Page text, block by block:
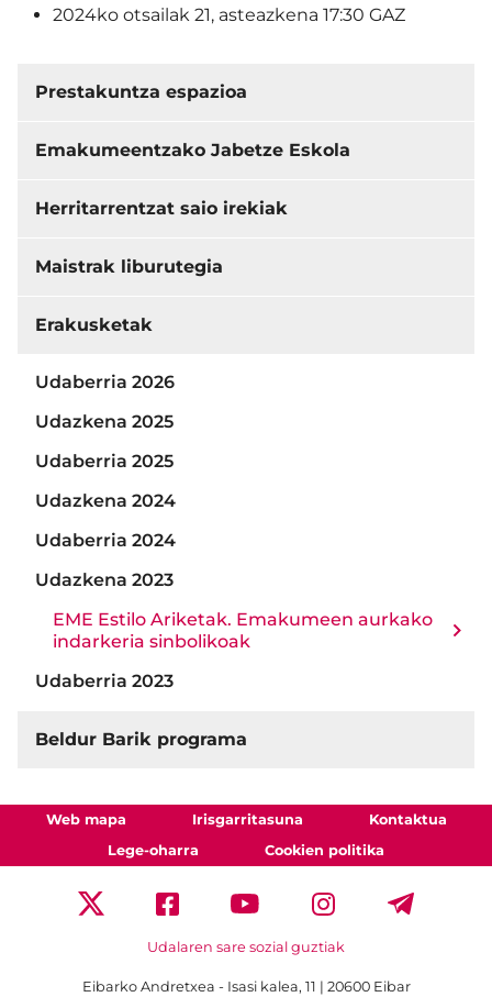
2024ko otsailak 21, asteazkena 17:30 GAZ
Prestakuntza espazioa
Emakumeentzako Jabetze Eskola
Herritarrentzat saio irekiak
Maistrak liburutegia
Erakusketak
Udaberria 2026
Udazkena 2025
Udaberria 2025
Udazkena 2024
Udaberria 2024
Udazkena 2023
EME Estilo Ariketak. Emakumeen aurkako
indarkeria sinbolikoak
Udaberria 2023
Beldur Barik programa
Web mapa Irisgarritasuna
Kontaktua
Lege-oharra
Cookien politika
Udalaren sare sozial guztiak
Eibarko Andretxea - Isasi kalea, 11 | 20600 Eibar